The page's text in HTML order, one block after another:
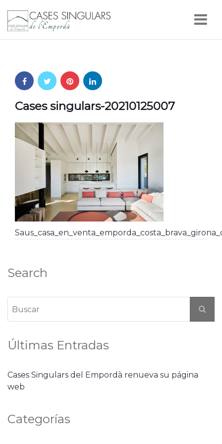
Cases singulars-20210125007
Search
Últimas Entradas
Cases Singulars del Empordà renueva su página
web
Categorías